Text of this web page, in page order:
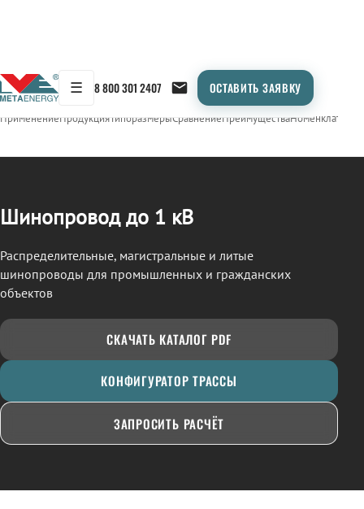
☰ 8 800 301 2407 ОСТАВИТЬ ЗАЯВКУ
← Продукция/ШИНОПРОВОД
ПрименениеПродукцияТипоразмерыСравнениеПреимуществаНоменклатура
Шинопровод до 1 кВ
Распределительные, магистральные и литые
шинопроводы для промышленных и гражданских
объектов
СКАЧАТЬ КАТАЛОГ PDF
КОНФИГУРАТОР ТРАССЫ
ЗАПРОСИТЬ РАСЧЁТ